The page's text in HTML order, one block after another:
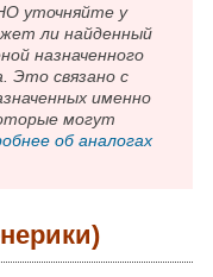
уточняйте у
ли найденный
назначенного
Это связано с
именно
могут
об аналогах